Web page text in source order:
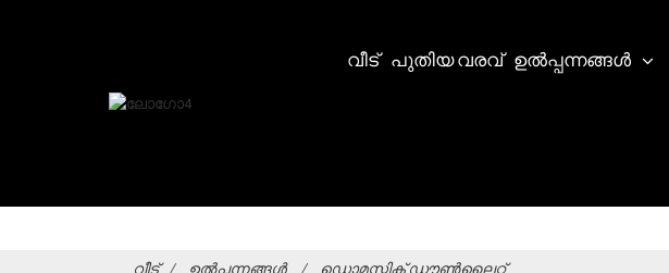
വീട് പുതിയ വരവ് ഉൽപ്പന്നങ്ങൾ
വീട് ഉൽപ്പന്നങ്ങൾ ഡൊമസ്റ്റിക് ഡൗൺലൈറ്റ്